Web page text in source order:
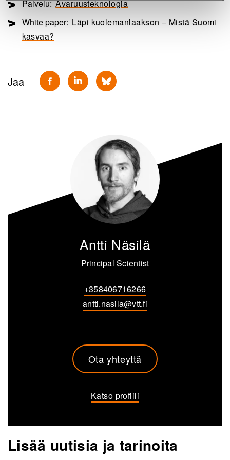
Palvelu: Avaruusteknologia
White paper: Läpi kuolemanlaakson − Mistä Suomi
kasvaa?
Jaa
Antti Näsilä
Principal Scientist
+358406716266
antti.nasila@vtt.fi
Ota yhteyttä
Katso profiili
Lisää uutisia ja tarinoita